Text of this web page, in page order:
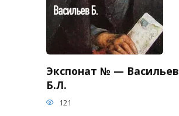
Экспонат № — Васильев
Б.Л.
121